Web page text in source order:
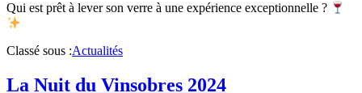
Qui est prêt à lever son verre à une expérience exceptionnelle ?
Classé sous :Actualités
La Nuit du Vinsobres 2024